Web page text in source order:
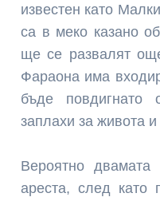
известен като
са в меко казано
ще се развалят
Фараона има
бъде повдигнато
заплахи за живота
Вероятно
ареста, след като